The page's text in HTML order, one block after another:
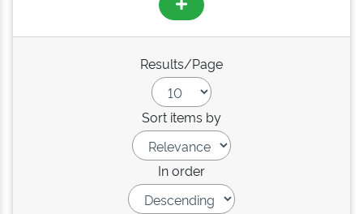
Results/Page
Sort items by
In order